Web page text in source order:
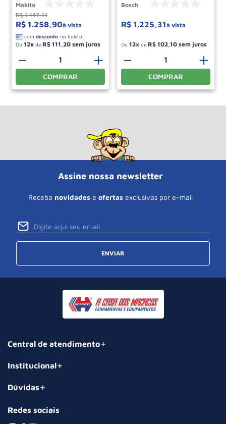
Makita
R$ 1.447,91
R$ 1.258,90à vista
Ou 12 de R$ 111,20
＋
－
COMPRAR
Bosch
R$ 1.225,31à vista
Ou 12 de R$ 102,10
＋
－
COMPRAR
Assine nossa newsletter
Receba novidades e ofertas exclusivas por e-mail
ENVIAR
Central de atendimento
Institucional
Dúvidas
Redes sociais